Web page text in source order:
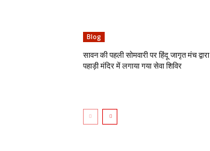
Blog
सावन की पहली सोमवारी पर हिंदू जागृत मंच द्वारा
पहाड़ी मंदिर में लगाया गया सेवा शिविर